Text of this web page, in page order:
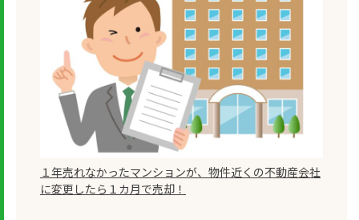
１年売れなかったマンションが、物件近くの不動産会社
に変更したら１カ月で売却！